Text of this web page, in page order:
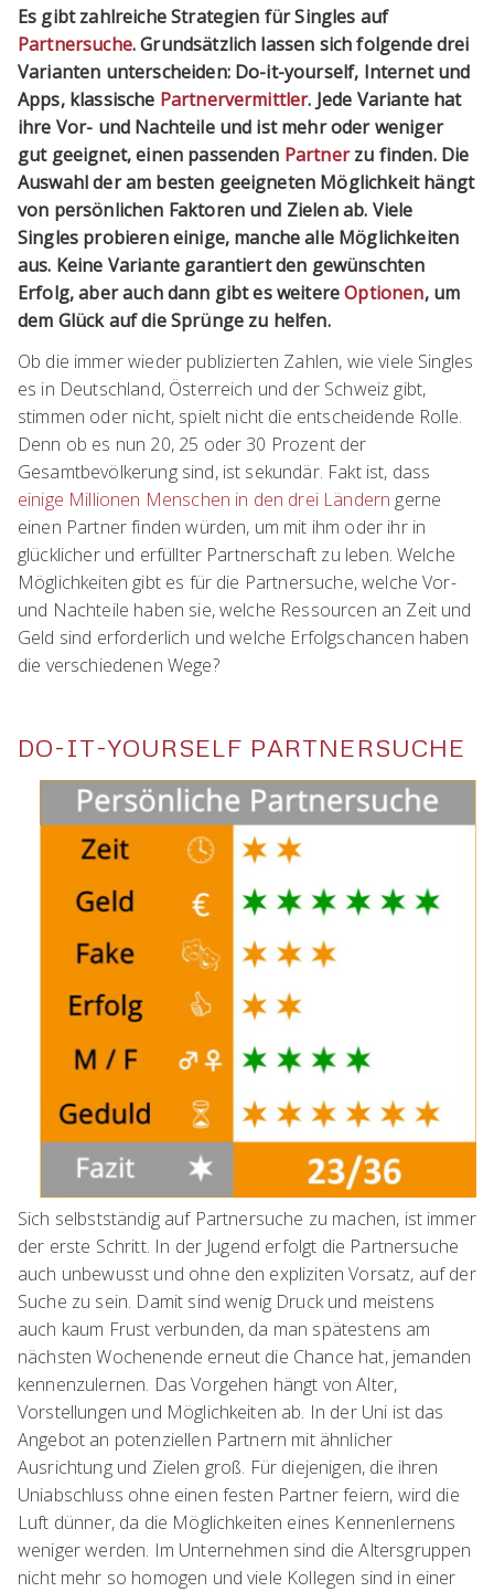
Es gibt zahlreiche Strategien für Singles auf
Partnersuche. Grundsätzlich lassen sich folgende drei
Varianten unterscheiden: Do-it-yourself, Internet und
Apps, klassische Partnervermittler. Jede Variante hat
ihre Vor- und Nachteile und ist mehr oder weniger
gut geeignet, einen passenden Partnerzu finden. Die
Auswahl der am besten geeigneten Möglichkeit hängt
von persönlichen Faktoren und Zielen ab. Viele
Singles probieren einige, manche alle Möglichkeiten
aus. Keine Variante garantiert den gewünschten
Erfolg, aber auch dann gibt es weitereOptionen, um
dem Glück auf die Sprünge zu helfen.
Ob die immer wieder publizierten Zahlen, wie viele Singles
es in Deutschland, Österreich und der Schweiz gibt,
stimmen oder nicht, spielt nicht die entscheidende Rolle.
Denn ob es nun 20, 25 oder 30 Prozent der
Gesamtbevölkerung sind, ist sekundär. Fakt ist, dass
einige Millionen Menschen in den drei Ländern gerne
einen Partner finden würden, um mit ihm oder ihr in
glücklicher und erfüllter Partnerschaft zu leben. Welche
Möglichkeiten gibt es für die Partnersuche, welche Vor-
und Nachteile haben sie, welche Ressourcen an Zeit und
Geld sind erforderlich und welche Erfolgschancen haben
die verschiedenen Wege?
DO-IT-YOURSELF PARTNERSUCHE
Sich selbstständig auf Partnersuche zu machen, ist immer
der erste Schritt. In der Jugend erfolgt die Partnersuche
auch unbewusst und ohne den expliziten Vorsatz, auf der
Suche zu sein. Damit sind wenig Druck und meistens
auch kaum Frust verbunden, da man spätestens am
nächsten Wochenende erneut die Chance hat, jemanden
kennenzulernen. Das Vorgehen hängt von Alter,
Vorstellungen und Möglichkeiten ab. In der Uni ist das
Angebot an potenziellen Partnern mit ähnlicher
Ausrichtung und Zielen groß. Für diejenigen, die ihren
Uniabschluss ohne einen festen Partner feiern, wird die
Luft dünner, da die Möglichkeiten eines Kennenlernens
weniger werden. Im Unternehmen sind die Altersgruppen
nicht mehr so homogen und viele Kollegen sind in einer